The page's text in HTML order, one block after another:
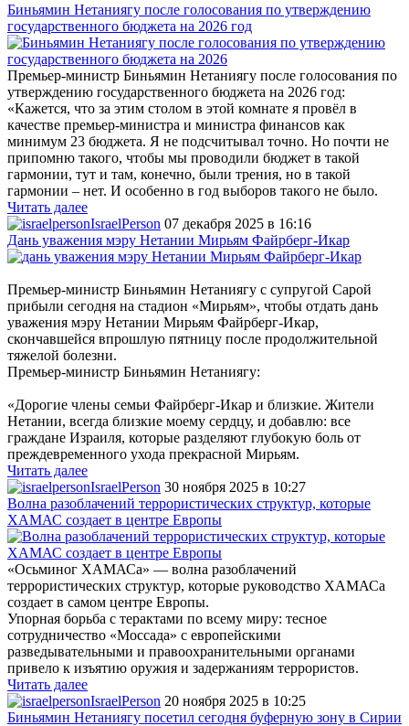
Биньямин Нетаниягу после голосования по утверждению
государственного бюджета на 2026 год
Премьер-министр Биньямин Нетаниягу после голосования по
утверждению государственного бюджета на 2026 год:
«Кажется, что за этим столом в этой комнате я провёл в
качестве премьер-министра и министра финансов как
минимум 23 бюджета. Я не подсчитывал точно. Но почти не
припомню такого, чтобы мы проводили бюджет в такой
гармонии, тут и там, конечно, были трения, но в такой
гармонии – нет. И особенно в год выборов такого не было.
Читать далее
IsraelPerson 07 декабря 2025 в 16:16
Дань уважения мэру Нетании Мирьям Файрберг-Икар
Премьер-министр Биньямин Нетаниягу с супругой Сарой
прибыли сегодня на стадион «Мирьям», чтобы отдать дань
уважения мэру Нетании Мирьям Файрберг-Икар,
скончавшейся впрошлую пятницу после продолжительной
тяжелой болезни.
Премьер-министр Биньямин Нетаниягу:
«Дорогие члены семьи Файрберг-Икар и близкие. Жители
Нетании, всегда близкие моему сердцу, и добавлю: все
граждане Израиля, которые разделяют глубокую боль от
преждевременного ухода прекрасной Мирьям.
Читать далее
IsraelPerson 30 ноября 2025 в 10:27
Волна разоблачений террористических структур, которые
ХАМАС создает в центре Европы
«Осьминог ХАМАСа» — волна разоблачений
террористических структур, которые руководство ХАМАСа
создает в самом центре Европы.
Упорная борьба с терактами по всему миру: тесное
сотрудничество «Моссада» с европейскими
разведывательными и правоохранительными органами
привело к изъятию оружия и задержаниям террористов.
Читать далее
IsraelPerson 20 ноября 2025 в 10:25
Биньямин Нетаниягу посетил сегодня буферную зону в Сирии